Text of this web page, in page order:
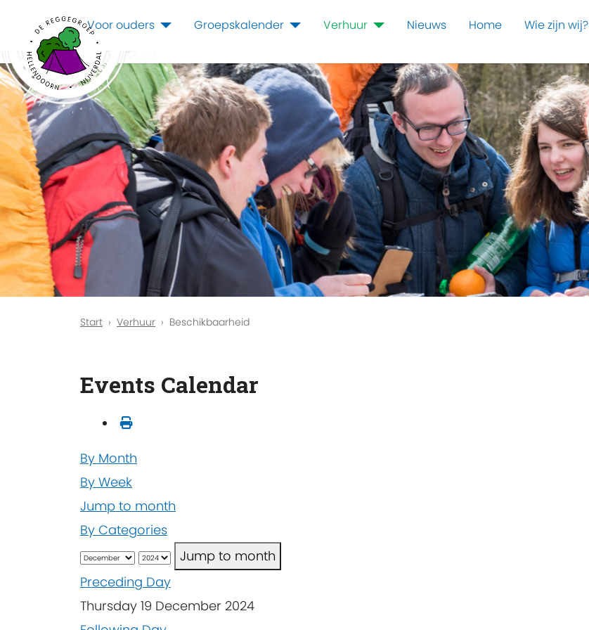
Voor ouders Groepskalender Verhuur Nieuws Home Wie zijn wij?
Start Verhuur Beschikbaarheid
Events Calendar
By Month
By Week
Jump to month
By Categories
Jump to month
Preceding Day
Thursday 19 December 2024